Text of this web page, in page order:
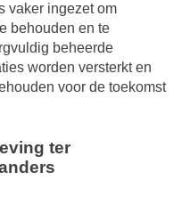
vaker ingezet om
behouden en te
beheerde
worden versterkt en
voor de toekomst
ter